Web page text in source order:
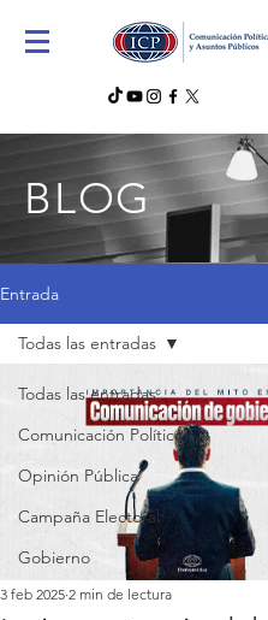
BLOG
Entrada
Todas las entradas
Comunicación Política
Opinión Pública
Campaña Electoral
Gobierno
Todas las entradas
3 feb 2025 2 min de lectura